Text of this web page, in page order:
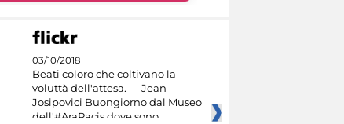
03/10/2018
Beati coloro che coltivano la
voluttà dell'attesa. — Jean
Josipovici Buongiorno dal Museo
dell'#AraPacis dove sono